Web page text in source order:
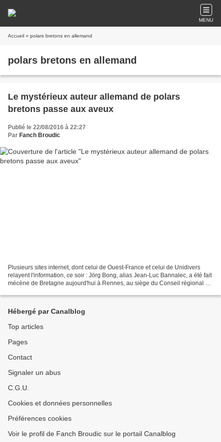
MENU
Accueil » polars bretons en allemand
polars bretons en allemand
Le mystérieux auteur allemand de polars
bretons passe aux aveux
Publié le 22/08/2016 à 22:27
Par Fanch Broudic
Plusieurs sites internet, dont celui de Ouest-France et celui de Unidivers
relayent l'information, ce soir : Jörg Bong, alias Jean-Luc Bannalec, a été fait
mécène de Bretagne aujourd'hui à Rennes, au siège du Conseil régional de
Hébergé par Canalblog
Top articles
Pages
Contact
Signaler un abus
C.G.U.
Cookies et données personnelles
Préférences cookies
Voir le profil de Fanch Broudic sur le portail Canalblog